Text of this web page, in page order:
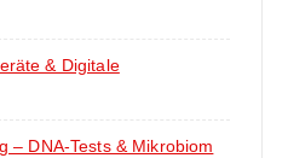
& Digitale
– DNA-Tests & Mikrobiom